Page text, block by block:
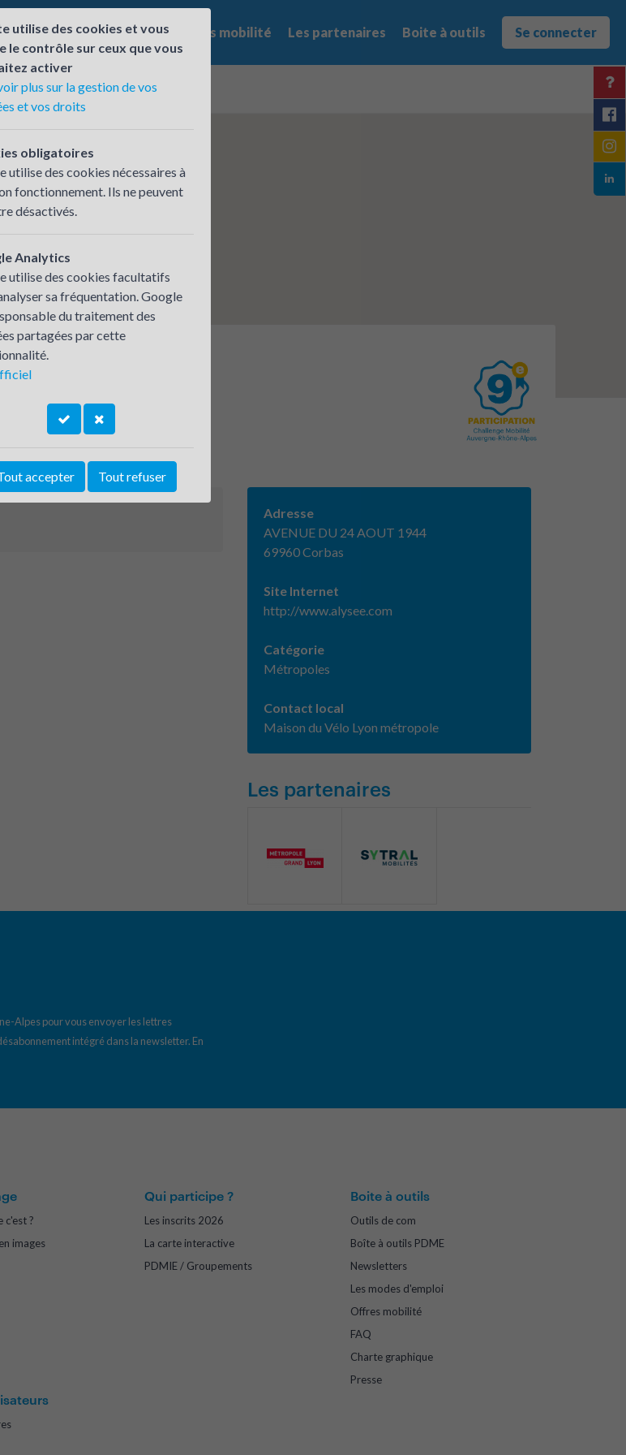
Qui participe ? Les offres mobilité Les partenaires Boite à outils Se connecter
Adresse
AVENUE DU 24 AOUT 1944
69960 Corbas
Site Internet
http://www.alysee.com
Catégorie
Métropoles
Contact local
Maison du Vélo Lyon métropole
Les partenaires
Alpes pour vous envoyer les lettres
intégré dans la newsletter. En
c'est ?
images
Qui participe ?
Les inscrits 2026
La carte interactive
PDMIE / Groupements
Boite à outils
Outils de com
Boîte à outils PDME
Newsletters
Les modes d'emploi
Offres mobilité
FAQ
Charte graphique
Presse
utilise des cookies et vous
le contrôle sur ceux que vous
activer
plus sur la gestion de vos
et vos droits
obligatoires
utilise des cookies nécessaires à
fonctionnement. Ils ne peuvent
désactivés.
Analytics
utilise des cookies facultatifs
sa fréquentation. Google
du traitement des
partagées par cette
accepter Tout refuser